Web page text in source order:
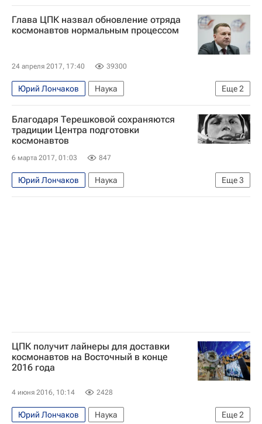
Космос - РИА Наука
Россия
Глава ЦПК назвал обновление отряда
космонавтов нормальным процессом
24 апреля 2017, 17:40 39300
Еще2
Юрий Лончаков
Наука
Космос - РИА Наука
Россия
Благодаря Терешковой сохраняются
традиции Центра подготовки
космонавтов
6 марта 2017, 01:03 847
Еще3
Юрий Лончаков
Наука
Валентина Терешкова
ЦПК получит лайнеры для доставки
космонавтов на Восточный в конце
2016 года
4 июня 2016, 10:14 2428
Еще2
Юрий Лончаков
Наука